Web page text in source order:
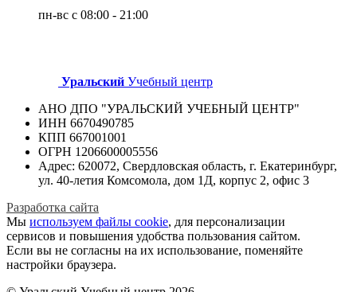
пн-вс с 08:00 - 21:00
Уральский Учебный центр
АНО ДПО "УРАЛЬСКИЙ УЧЕБНЫЙ ЦЕНТР"
ИНН 6670490785
КПП 667001001
ОГРН 1206600005556
Адрес: 620072, Свердловская область, г. Екатеринбург,
ул. 40-летия Комсомола, дом 1Д, корпус 2, офис 3
Разработка сайта
Мы используем файлы cookie, для персонализации
сервисов и повышения удобства пользования сайтом.
Если вы не согласны на их использование, поменяйте
настройки браузера.